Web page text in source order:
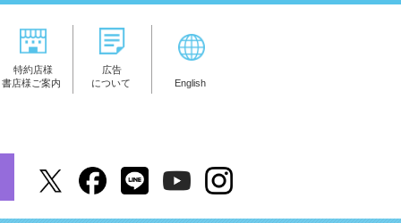
特約店様
書店様ご案内
広告
について
English